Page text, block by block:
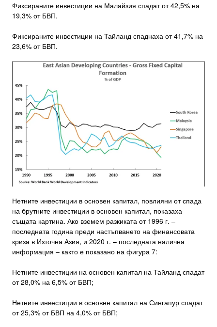
Фиксираните инвестиции на Малайзия спадат от 42,5% на
19,3% от БВП.
Фиксираните инвестиции на Тайланд спаднаха от 41,7% на
23,6% от БВП.
Нетните инвестиции в основен капитал, повлияни от спада
на брутните инвестиции в основен капитал, показаха
същата картина. Ако вземем разкиката от 1996 г. –
последната година преди настъпването на финансовата
криза в Източна Азия, и 2020 г. – последната налична
информация – както е показано на фигура 7:
Нетните инвестиции на основен капитал на Тайланд спадат
от 28,0% на 6,5% от БВП;
Нетните инвестиции в основен капитал на Сингапур спадат
от 25,3% от БВП на 4,0% от БВП;